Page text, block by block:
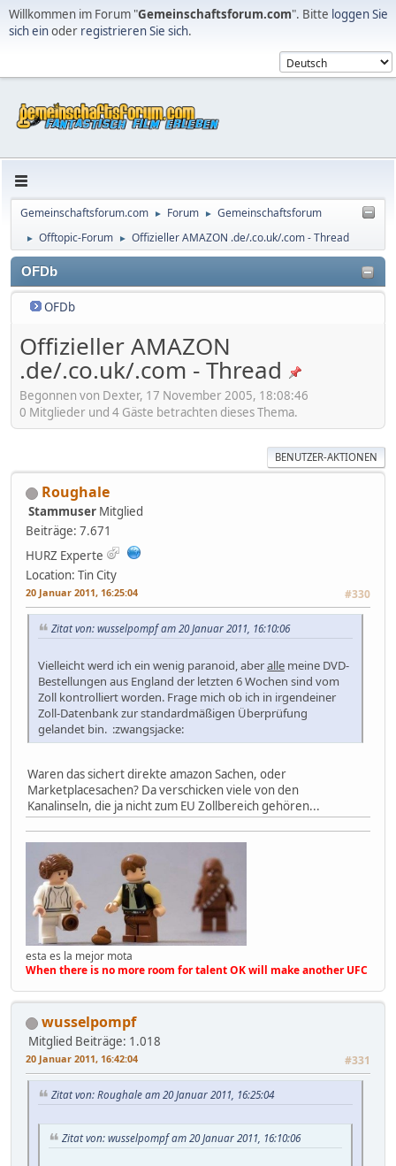
Willkommen im Forum "Gemeinschaftsforum.com". Bitte loggen Sie
sich einoder registrieren Sie sich.
Gemeinschaftsforum.com ► Forum ► Gemeinschaftsforum
► Offtopic-Forum ► Offizieller AMAZON .de/.co.uk/.com - Thread
OFDb
OFDb
Offizieller AMAZON
.de/.co.uk/.com - Thread
Begonnen von Dexter, 17 November 2005, 18:08:46
0 Mitglieder und 4 Gäste betrachten dieses Thema.
BENUTZER-AKTIONEN
Roughale
Stammuser Mitglied
Beiträge: 7.671
HURZ Experte
Location: Tin City
20 Januar 2011, 16:25:04 #330
Zitat von: wusselpompf am 20 Januar 2011, 16:10:06
Vielleicht werd ich ein wenig paranoid, aberalle meine DVD-
Bestellungen aus England der letzten 6 Wochen sind vom
Zoll kontrolliert worden. Frage mich ob ich in irgendeiner
Zoll-Datenbank zur standardmäßigen Überprüfung
gelandet bin. :zwangsjacke:
Waren das sichert direkte amazon Sachen, oder
Marketplacesachen? Da verschicken viele von den
Kanalinseln, die ja nicht zum EU Zollbereich gehören...
esta es la mejor mota
When there is no more room for talent OK will make another UFC
wusselpompf
Mitglied Beiträge: 1.018
20 Januar 2011, 16:42:04 #331
Zitat von: Roughale am 20 Januar 2011, 16:25:04
Zitat von: wusselpompf am 20 Januar 2011, 16:10:06